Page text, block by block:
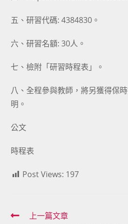
五、研習代碼: 4384830。
六、研習名額: 30人。
七、檢附「研習時程表」。
八、全程參與教師，將另獲得保
明。
公文
時程表
Post Views: 197
Read上一篇文章